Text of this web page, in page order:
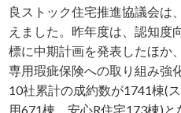
良ストック住宅推進協議会は
えました。昨年度は、認知度
標に中期計画を発表したほか
専用瑕疵保険への取り組み強
10社累計の成約数が1741棟(
用671棟、安心R住宅173棟)